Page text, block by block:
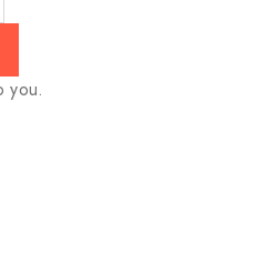
you.